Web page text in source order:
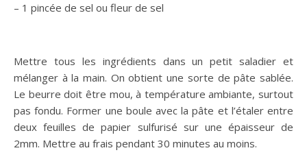
– 1 pincée de sel ou fleur de sel
Mettre tous les ingrédients dans un petit saladier et
mélanger à la main. On obtient une sorte de pâte sablée.
Le beurre doit être mou, à température ambiante, surtout
pas fondu. Former une boule avec la pâte et l’étaler entre
deux feuilles de papier sulfurisé sur une épaisseur de
2mm. Mettre au frais pendant 30 minutes au moins.